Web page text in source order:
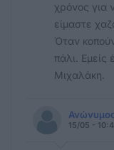
χρόνος για
είμαστε
Όταν
πάλι. Εμείς
Μιχαλάκη.
15/05 -